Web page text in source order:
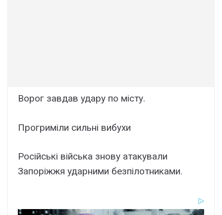
Ворог завдав удаpу по місту.
Прогриміли сильні вибухи
Російські війська знову атакували
Запоріжжя ударними безпілотниками.